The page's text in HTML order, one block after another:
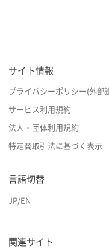
サイト情報
プライバシーポリシー(外部
サービス利用規約
法人・団体利用規約
特定商取引法に基づく表示
言語切替
JP/EN
関連サイト